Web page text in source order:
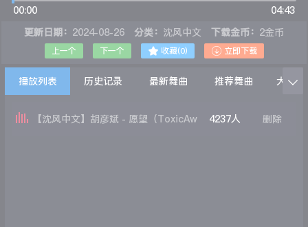
00:00
04:43
更新日期： 2024-08-26 分类： 沈风中文 下载金币： 2金币
上一个 下一个  收藏(0)  立即下载
播放列表 历史记录 最新舞曲 推荐舞曲 大家在

【沈风中文】胡彦斌 - 愿望（ToxicAw 4237人 删除